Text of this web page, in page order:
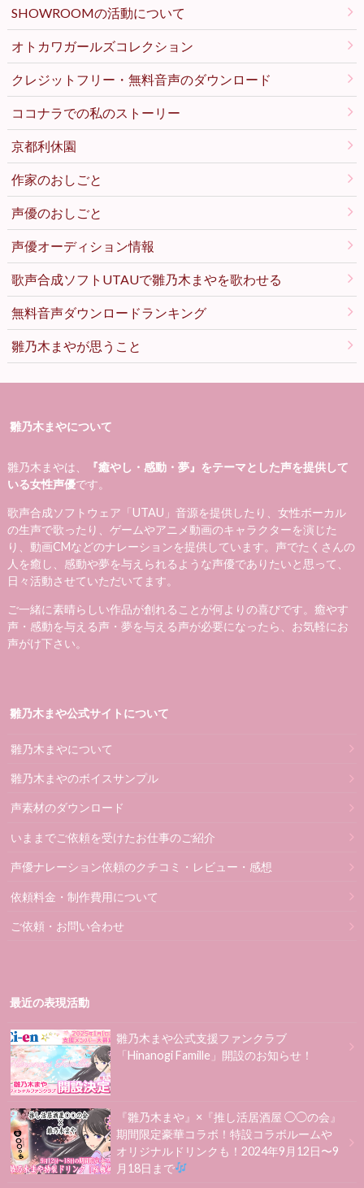
SHOWROOMの活動について
オトカワガールズコレクション
クレジットフリー・無料音声のダウンロード
ココナラでの私のストーリー
京都利休園
作家のおしごと
声優のおしごと
声優オーディション情報
歌声合成ソフトUTAUで雛乃木まやを歌わせる
無料音声ダウンロードランキング
雛乃木まやが思うこと
雛乃木まやについて
雛乃木まやは、
『癒やし・感動・夢』をテーマとした声を提供して
いる女性声優です。
歌声合成ソフトウェア「UTAU」音源を提供したり、女性ボーカル
の生声で歌ったり、ゲームやアニメ動画のキャラクターを演じた
り、動画CMなどのナレーションを提供しています。声でたくさんの
人を癒し、感動や夢を与えられるような声優でありたいと思って、
日々活動させていただいてます。
ご一緒に素晴らしい作品が創れることが何よりの喜びです。癒やす
声・感動を与える声・夢を与える声が必要になったら、お気軽にお
声がけ下さい。
雛乃木まや公式サイトについて
雛乃木まやについて
雛乃木まやのボイスサンプル
声素材のダウンロード
いままでご依頼を受けたお仕事のご紹介
声優ナレーション依頼のクチコミ・レビュー・感想
依頼料金・制作費用について
ご依頼・お問い合わせ
最近の表現活動
雛乃木まや公式支援ファンクラブ
「Hinanogi Famille」開設のお知らせ！
『雛乃木まや』×『推し活居酒屋 ◯◯の会』
期間限定豪華コラボ！特設コラボルームや
オリジナルドリンクも！2024年9月12日〜9
月18日まで